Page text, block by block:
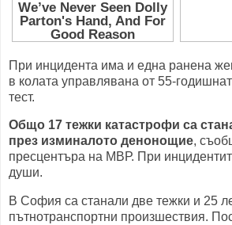
При инцидента има и една ранена
в колата управлявана от 55-
тест.
Общо 17 тежки катастрофи са
през изминалото денонощие,
пресцентъра на МВР. При
души.
В София са станали две тежки и 25
пътнотранспортни произшествия.